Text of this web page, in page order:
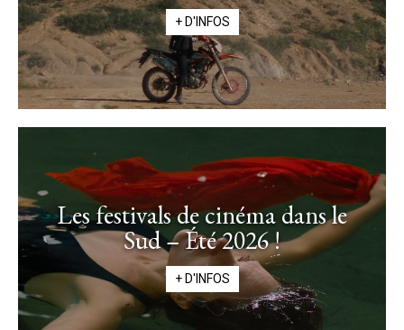
+ D'INFOS
Les festivals de cinéma dans le
Sud – Été 2026 !
+ D'INFOS